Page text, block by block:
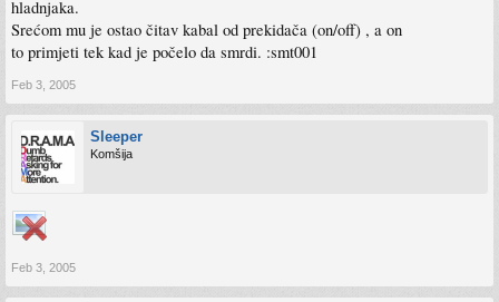
hladnjaka.
Srećom mu je ostao čitav kabal od prekidača (on/off) , a on
to primjeti tek kad je počelo da smrdi. :smt001
Feb 3, 2005
Sleeper
Komšija
Feb 3, 2005